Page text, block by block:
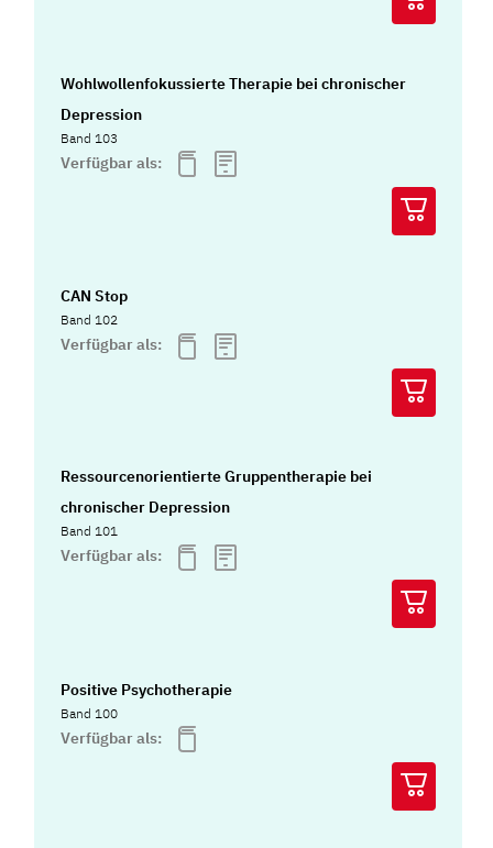
Wohlwollenfokussierte Therapie bei chronischer
Depression
Band 103
Verfügbar als:
CAN Stop
Band 102
Verfügbar als:
Ressourcenorientierte Gruppentherapie bei
chronischer Depression
Band 101
Verfügbar als:
Positive Psychotherapie
Band 100
Verfügbar als: